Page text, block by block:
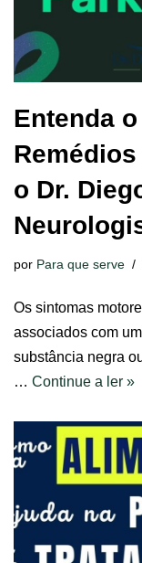
Entenda
o Dr.
por Para que serve
Os sintomas
associados com
substância negra
… Continue a ler »